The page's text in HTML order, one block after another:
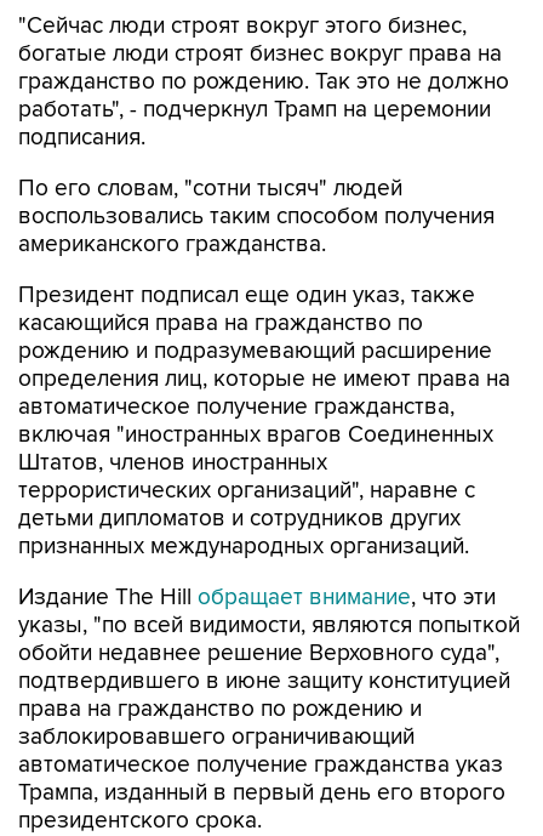
"Сейчас люди строят вокруг этого бизнес,
богатые люди строят бизнес вокруг права на
гражданство по рождению. Так это не должно
работать", - подчеркнул Трамп на церемонии
подписания.
По его словам, "сотни тысяч" людей
воспользовались таким способом получения
американского гражданства.
Президент подписал еще один указ, также
касающийся права на гражданство по
рождению и подразумевающий расширение
определения лиц, которые не имеют права на
автоматическое получение гражданства,
включая "иностранных врагов Соединенных
Штатов, членов иностранных
террористических организаций", наравне с
детьми дипломатов и сотрудников других
признанных международных организаций.
Издание The Hill обращает внимание, что эти
указы, "по всей видимости, являются попыткой
обойти недавнее решение Верховного суда",
подтвердившего в июне защиту конституцией
права на гражданство по рождению и
заблокировавшего ограничивающий
автоматическое получение гражданства указ
Трампа, изданный в первый день его второго
президентского срока.